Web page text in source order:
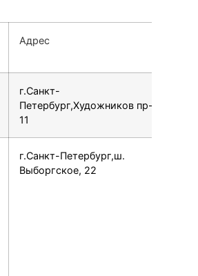
Адрес
г.Санкт-
Петербург,Художников пр-т,
11
г.Санкт-Петербург,ш.
Выборгское, 22